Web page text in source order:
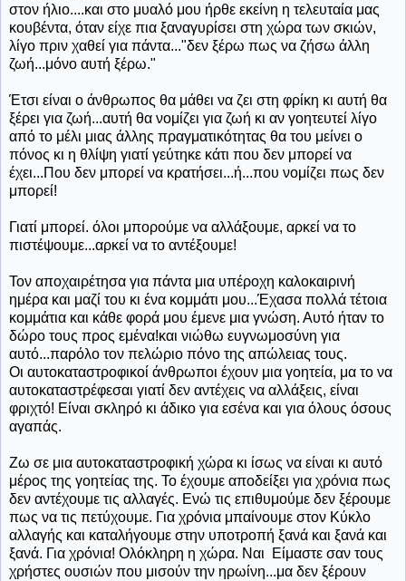
στον ήλιο....και στο μυαλό μου ήρθε εκείνη η τελευταία μας
κουβέντα, όταν είχε πια ξαναγυρίσει στη χώρα των σκιών,
λίγο πριν χαθεί για πάντα..."δεν ξέρω πως να ζήσω άλλη
ζωή...μόνο αυτή ξέρω."
Έτσι είναι ο άνθρωπος θα μάθει να ζει στη φρίκη κι αυτή θα
ξέρει για ζωή...αυτή θα νομίζει για ζωή κι αν γοητευτεί λίγο
από το μέλι μιας άλλης πραγματικότητας θα του μείνει ο
πόνος κι η θλίψη γιατί γεύτηκε κάτι που δεν μπορεί να
έχει...Που δεν μπορεί να κρατήσει...ή...που νομίζει πως δεν
μπορεί!
Γιατί μπορεί. όλοι μπορούμε να αλλάξουμε, αρκεί να το
πιστέψουμε...αρκεί να το αντέξουμε!
Τον αποχαιρέτησα για πάντα μια υπέροχη καλοκαιρινή
ημέρα και μαζί του κι ένα κομμάτι μου...Έχασα πολλά τέτοια
κομμάτια και κάθε φορά μου έμενε μια γνώση. Αυτό ήταν το
δώρο τους προς εμένα!και νιώθω ευγνωμοσύνη για
αυτό...παρόλο τον πελώριο πόνο της απώλειας τους.
Οι αυτοκαταστροφικοί άνθρωποι έχουν μια γοητεία, μα το να
αυτοκαταστρέφεσαι γιατί δεν αντέχεις να αλλάξεις, είναι
φριχτό! Είναι σκληρό κι άδικο για εσένα και για όλους όσους
αγαπάς.
Ζω σε μια αυτοκαταστροφική χώρα κι ίσως να είναι κι αυτό
μέρος της γοητείας της. Το έχουμε αποδείξει για χρόνια πως
δεν αντέχουμε τις αλλαγές. Ενώ τις επιθυμούμε δεν ξέρουμε
πως να τις πετύχουμε. Για χρόνια μπαίνουμε στον Κύκλο
αλλαγής και καταλήγουμε στην υποτροπή ξανά και ξανά και
ξανά. Για χρόνια! Ολόκληρη η χώρα. Ναι Είμαστε σαν τους
χρήστες ουσιών που μισούν την ηρωίνη...μα δεν ξέρουν